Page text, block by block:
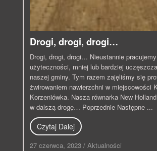
Drogi, drogi, drogi…
Drogi, drogi, drogi… Nieustannie
użyteczności, mniej lub bardziej
naszej gminy. Tym razem zajęliśmy się
żwirowaniem nawierzchni w miejscowości
Korzeniówka. Nasza równarka New
w dalszą drogę… Poprzednie Następne ...
Czytaj Dalej
27 czerwca, 2023 / Aktualności